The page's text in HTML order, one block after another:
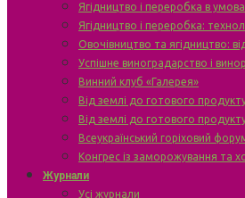
Ягідництво і переробка в
Ягідництво і переробка:
Овочівництво та ягідництво:
Успішне виноградарство і
Винний клуб «Галерея»
Від землі до готового
Від землі до готового продукту
Всеукраїнський горіховий
Конгрес із заморожування та
Журнали
Усі журнали